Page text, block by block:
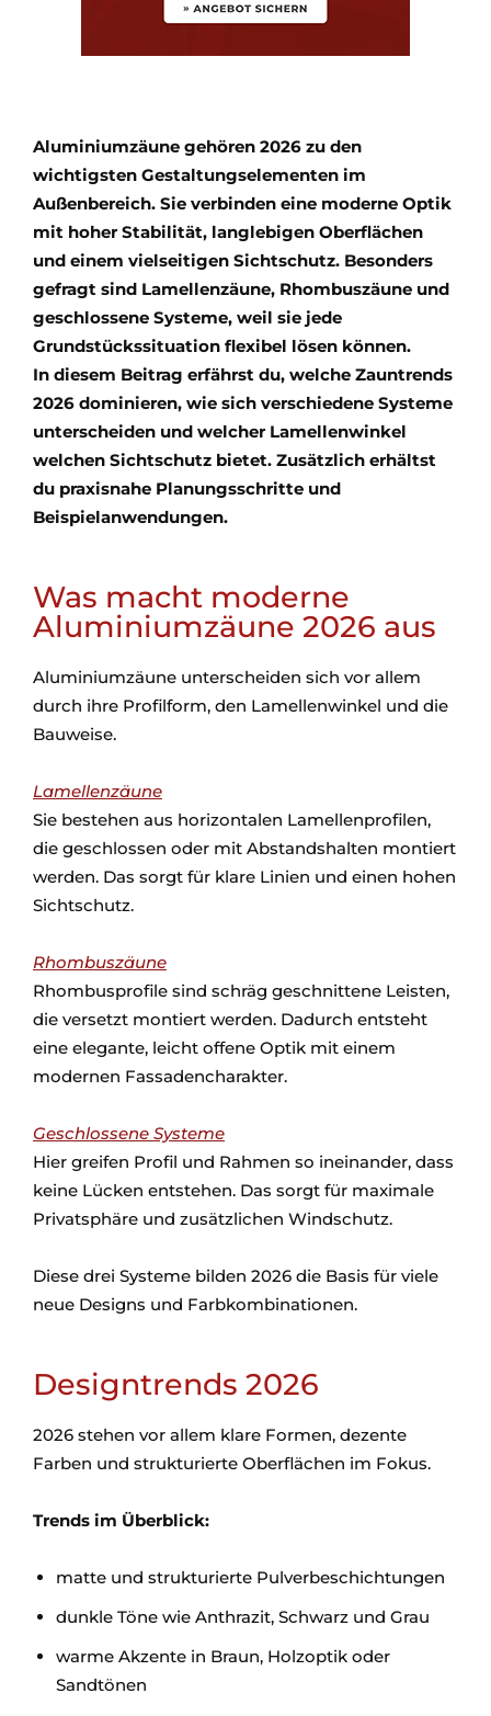
Aluminiumzäune gehören 2026 zu den
wichtigsten Gestaltungselementen im
Außenbereich. Sie verbinden eine moderne Optik
mit hoher Stabilität, langlebigen Oberflächen
und einem vielseitigen Sichtschutz. Besonders
gefragt sind Lamellenzäune, Rhombuszäune und
geschlossene Systeme, weil sie jede
Grundstückssituation flexibel lösen können.
In diesem Beitrag erfährst du, welche Zauntrends
2026 dominieren, wie sich verschiedene Systeme
unterscheiden und welcher Lamellenwinkel
welchen Sichtschutz bietet. Zusätzlich erhältst
du praxisnahe Planungsschritte und
Beispielanwendungen.
Was macht moderne
Aluminiumzäune 2026 aus
Aluminiumzäune unterscheiden sich vor allem
durch ihre Profilform, den Lamellenwinkel und die
Bauweise.
Lamellenzäune
Sie bestehen aus horizontalen Lamellenprofilen,
die geschlossen oder mit Abstandshalten montiert
werden. Das sorgt für klare Linien und einen hohen
Sichtschutz.
Rhombuszäune
Rhombusprofile sind schräg geschnittene Leisten,
die versetzt montiert werden. Dadurch entsteht
eine elegante, leicht offene Optik mit einem
modernen Fassadencharakter.
Geschlossene Systeme
Hier greifen Profil und Rahmen so ineinander, dass
keine Lücken entstehen. Das sorgt für maximale
Privatsphäre und zusätzlichen Windschutz.
Diese drei Systeme bilden 2026 die Basis für viele
neue Designs und Farbkombinationen.
Designtrends 2026
2026 stehen vor allem klare Formen, dezente
Farben und strukturierte Oberflächen im Fokus.
Trends im Überblick:
matte und strukturierte Pulverbeschichtungen
dunkle Töne wie Anthrazit, Schwarz und Grau
warme Akzente in Braun, Holzoptik oder
Sandtönen